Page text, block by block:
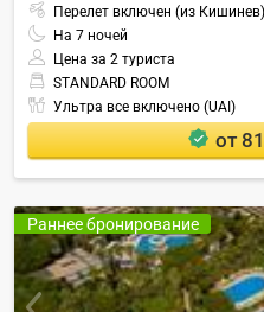
Перелет включен (из Кишинев)
На 7 ночей
Цена за 2 туриста
STANDARD ROOM
Ультра все включено (UAI)
от
Раннее бронирование